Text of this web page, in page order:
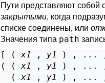
Пути представляют собой
закрытыми, когда
списке соединены, или
Значения типа path
[ ( x1 , y1 ) , ...
( ( x1 , y1 ) , ...
  (
x1 , y1 ) , ...